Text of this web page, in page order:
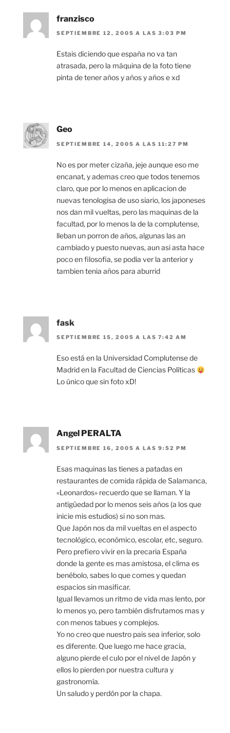
franzisco
SEPTIEMBRE 12, 2005 A LAS 3:03 PM
Estais diciendo que españa no va tan
atrasada, pero la máquina de la foto tiene
pinta de tener años y años y años e xd
Geo
SEPTIEMBRE 14, 2005 A LAS 11:27 PM
No es por meter cizaña, jeje aunque eso me
encanat, y ademas creo que todos tenemos
claro, que por lo menos en aplicacion de
nuevas tenologisa de uso siario, los japoneses
nos dan mil vueltas, pero las maquinas de la
facultad, por lo menos la de la complutense,
lleban un porron de años, algunas las an
cambiado y puesto nuevas, aun asi asta hace
poco en filosofia, se podia ver la anterior y
tambien tenia años para aburrid
fask
SEPTIEMBRE 15, 2005 A LAS 7:42 AM
Eso está en la Universidad Complutense de
Madrid en la Facultad de Ciencias Políticas
Lo único que sin foto xD!
Angel PERALTA
SEPTIEMBRE 16, 2005 A LAS 9:52 PM
Esas maquinas las tienes a patadas en
restaurantes de comida rápida de Salamanca,
«Leonardos» recuerdo que se llaman. Y la
antigüedad por lo menos seis años (a los que
inicie mis estudios) si no son mas.
Que Japón nos da mil vueltas en el aspecto
tecnológico, económico, escolar, etc, seguro.
Pero prefiero vivir en la precaria España
donde la gente es mas amistosa, el clima es
benébolo, sabes lo que comes y quedan
espacios sin masificar.
Igual llevamos un ritmo de vida mas lento, por
lo menos yo, pero también disfrutamos mas y
con menos tabues y complejos.
Yo no creo que nuestro pais sea inferior, solo
es diferente. Que luego me hace gracia,
alguno pierde el culo por el nivel de Japón y
ellos lo pierden por nuestra cultura y
gastronomía.
Un saludo y perdón por la chapa.